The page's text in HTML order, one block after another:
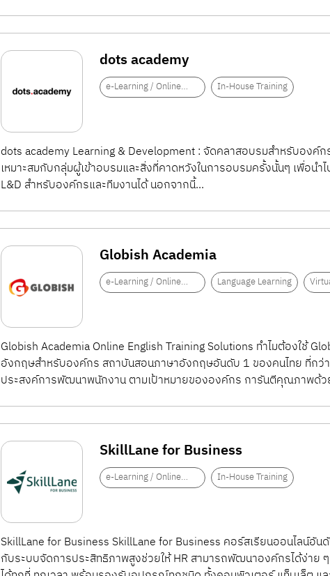
dots academy
e-Learning / Online
In-House Training
dots academy Learning & Development : จัดคลาสอบรมสำหรับองค์ก
เหมาะสมกับกลุ่มผู้เข้าอบรมและสิ่งที่คาดหวังในการอบรมครั้งนั้นๆ เพื่อน
L&D สำหรับองค์กรและทีมงานได้ นอกจากนี้...
Globish Academia
e-Learning / Online
Language Learning
Globish Academia Online English Training Solutions ทำไมต้องใช้
อังกฤษสำหรับองค์กร สถาบันสอนภาษาอังกฤษอันดับ 1 ของคนไทย ที่กว่
ประสงค์การพัฒนาพนักงาน ตามเป้าหมายขององค์กร การันตีคุณภาพด้ว
SkillLane for Business
e-Learning / Online
In-House Training
SkillLane for Business SkillLane for Business คอร์สเรียนออนไลน์อั
กับระบบจัดการประสิทธิภาพสูงช่วยให้ HR สามารถพัฒนาองค์กรได้ง่าย